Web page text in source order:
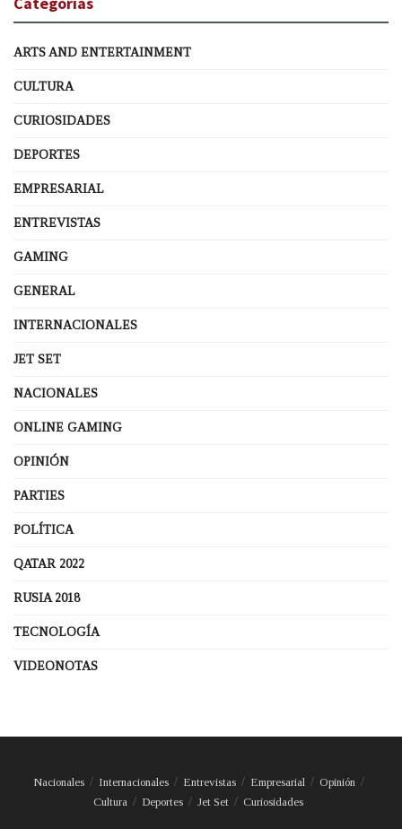
ARTS AND ENTERTAINMENT
CULTURA
CURIOSIDADES
DEPORTES
EMPRESARIAL
ENTREVISTAS
GAMING
GENERAL
INTERNACIONALES
JET SET
NACIONALES
ONLINE GAMING
OPINIÓN
PARTIES
POLÍTICA
QATAR 2022
RUSIA 2018
TECNOLOGÍA
VIDEONOTAS
Nacionales Internacionales Entrevistas Empresarial
Opinión
Cultura
Deportes Jet Set Curiosidades